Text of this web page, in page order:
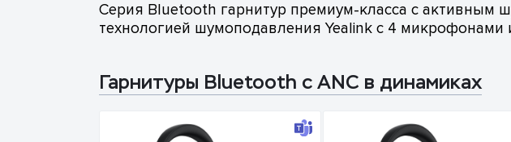
Серия Bluetooth гарнитур премиум-класса с
технологией шумоподавления Yealink с 4
Гарнитуры Bluetooth с ANC в динамиках